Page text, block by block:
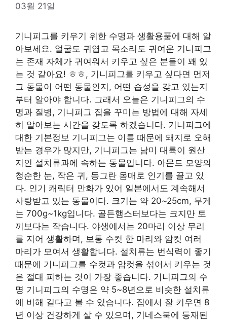
03월 21일
기니피그를 키우기 위한 수명과 생활용품에 대해 알
아보세요. 얼굴도 귀엽고 목소리도 귀여운 기니피그
는 존재 자체가 귀여워서 키우고 싶은 분들이 꽤 있
는 것 같아요! ㅎㅎ, 기니피그를 키우고 싶다면 먼저
그 동물이 어떤 동물인지, 어떤 습성을 갖고 있는지
부터 알아야 합니다. 그래서 오늘은 기니피그의 수
명과 질병, 기니피그 집을 꾸미는 방법에 대해 자세
히 알아보는 시간을 갖도록 하겠습니다. 기니피그에
대한 기본정보 기니피그는 이름 때문에 돼지로 오해
받는 경우가 많지만, 기니피그는 남미 대륙이 원산
지인 설치류과에 속하는 동물입니다. 아몬드 모양의
청순한 눈, 작은 귀, 동그란 몸매로 인기를 끌고 있
다. 인기 캐릭터 만화가 있어 일본에서도 계속해서
사랑받고 있는 동물이다. 크기는 약 20~25cm, 무게
는 700g~1kg입니다. 골든햄스터보다는 크지만 토
끼보다는 작습니다. 야생에서는 20마리 이상 무리
를 지어 생활하며, 보통 수컷 한 마리와 암컷 여러
마리가 모여서 생활합니다. 설치류는 번식력이 좋기
때문에 기니피그를 수컷과 암컷을 섞어서 키우는 것
은 절대 피하는 것이 가장 좋습니다. 기니피그의 수
명 기니피그의 수명은 약 5~8년으로 비슷한 설치류
에 비해 길다고 볼 수 있습니다. 집에서 잘 키우면 8
년 이상 건강하게 살 수 있으며, 기네스북에 등재된